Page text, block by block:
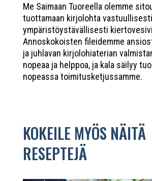
Me Saimaan Tuoreella olemme
tuottamaan kirjolohta
ympäristöystävällisesti
Annoskokoisten fileidemme
ja juhlavan kirjolohiaterian
nopeaa ja helppoa, ja kala säilyy
nopeassa toimitusketjussamme.
KOKEILE MYÖS NÄITÄ
RESEPTEJÄ